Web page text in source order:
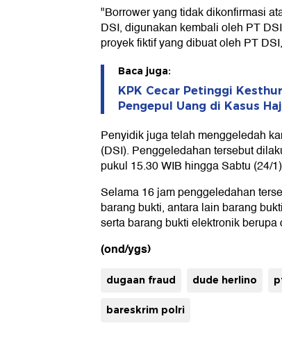
"Borrower yang tidak dikonfirmasi
DSI, digunakan kembali oleh PT
proyek fiktif yang dibuat oleh PT
Baca juga:
KPK Cecar Petinggi
Pengepul Uang di Kasus
Penyidik juga telah menggeledah
(DSI). Penggeledahan tersebut
pukul 15.30 WIB hingga Sabtu (24/
Selama 16 jam penggeledahan
barang bukti, antara lain barang
serta barang bukti elektronik
(ond/ygs)
dugaan fraud dude herlino
bareskrim polri